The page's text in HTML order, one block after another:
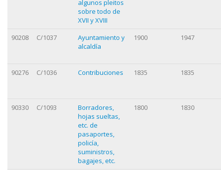
algunos pleitos
sobre todo de
XVII y XVIII
90208
C/1037
Ayuntamiento y
alcaldía
1900 1947
90276 C/1036 Contribuciones 1835 1835
90330 C/1093
Borradores,
hojas sueltas,
etc. de
pasaportes,
policía,
suministros,
bagajes, etc.
1800 1830